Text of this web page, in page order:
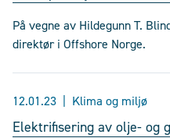
På vegne av Hildegunn T.
direktør i Offshore Norge.
12.01.23 Klima og miljø
Elektrifisering av olje- og